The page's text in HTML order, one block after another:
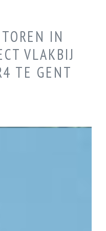
IN
VLAKBIJ
TE GENT